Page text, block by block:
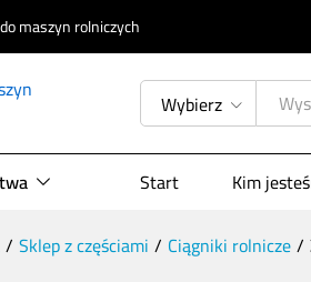
maszyn rolniczych
Wybierz
Start Kim
/ Sklep z częściami / Ciągniki rolnicze/
rurka paliwowa John Deere
produktu Specyfikacja Opinie (0)